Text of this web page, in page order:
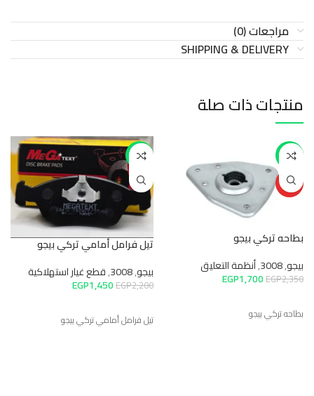
مراجعات (0)
SHIPPING & DELIVERY
منتجات ذات صلة
-28%
HOT
بطاحه تركي بيجو
بيجو,
3008
,أنظمة التعليق
EGP2,350
EGP1,700
بطاحه تركي بيجو
-34%
تيل فرامل أمامي تركي بيجو
بيجو,
3008
,قطع غيار استهلاكية
EGP2,200
EGP1,450
تيل فرامل أمامي تركي بيجو